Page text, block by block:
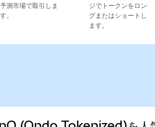
予測市場で取引しま
す。
ジでトークンをロン
グまたはショートし
ます。